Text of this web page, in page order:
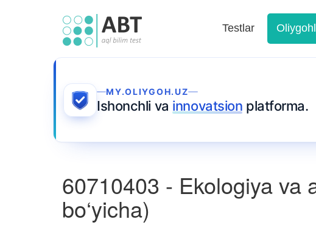
Testlar
MY.OLIYGOH.UZ
Ishonchli va innovatsion platforma.
60710403 - Ekologiya va
bo‘yicha)